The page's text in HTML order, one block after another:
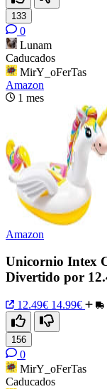
133
0
Lunam
Caducados
MirY_oFerTas
Amazon
1 mes
Amazon
Unicornio Intex
Divertido por
12.49€ 14.99€
156
0
MirY_oFerTas
Caducados